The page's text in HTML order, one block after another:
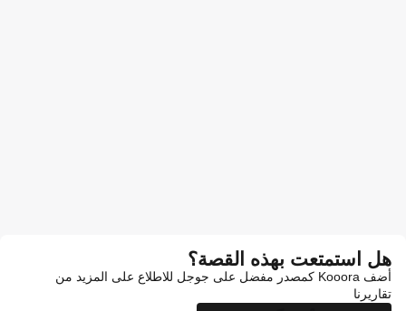
هل استمتعت بهذه القصة؟
أضف Kooora كمصدر مفضل على جوجل للاطلاع على المزيد من
تقاريرنا